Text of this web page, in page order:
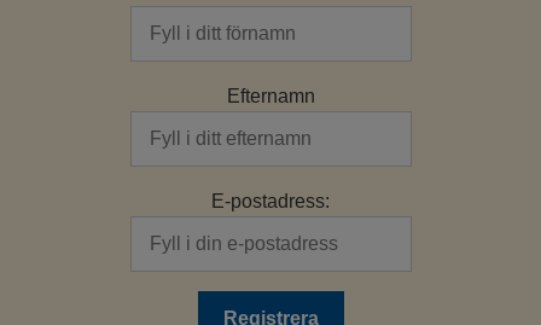
Efternamn
E-postadress: